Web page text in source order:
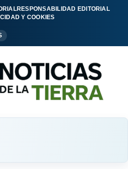
RESPONSABILIDAD EDITORIAL
Y COOKIES